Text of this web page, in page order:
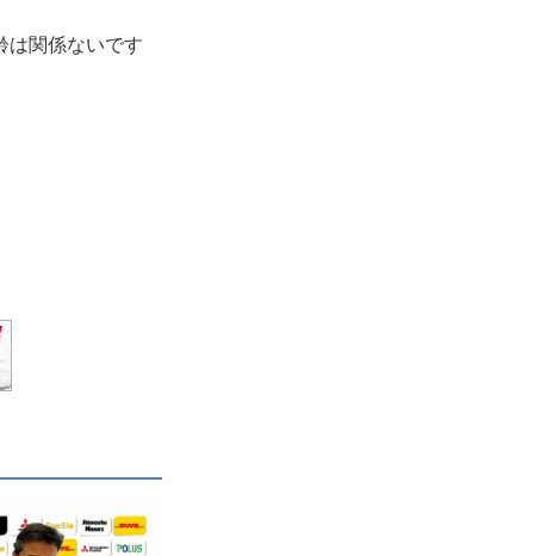
は関係ないです